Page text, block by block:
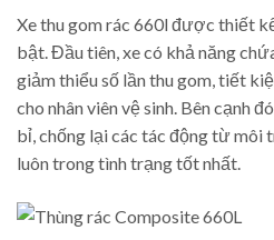
Xe thu gom rác 660l được thiết
bật. Đầu tiên, xe có khả năng
giảm thiểu số lần thu gom, tiết
cho nhân viên vệ sinh. Bên cạnh
bỉ, chống lại các tác động từ môi
luôn trong tình trạng tốt nhất.